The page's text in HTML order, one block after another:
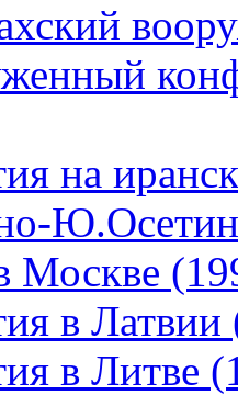
на
Москве
в Латвии
в Литве